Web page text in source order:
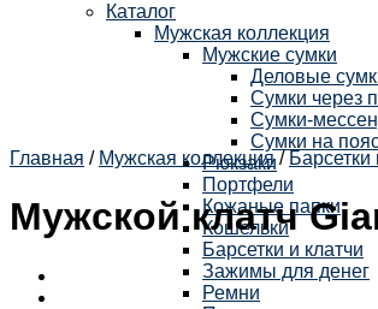
Каталог
Мужская коллекция
Мужские сумки
Деловые
Сумки через
Сумки-
Сумки на
Рюкзаки
Портфели
Кожаные папки
Кошельки
Барсетки и клатчи
Зажимы для денег
Ремни
Главная / Мужская коллекция / Барсетки
Мужской клатч